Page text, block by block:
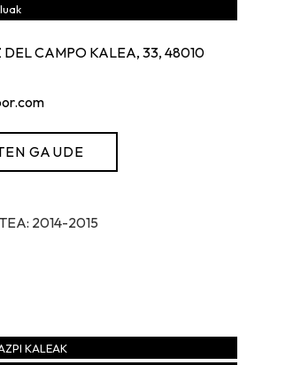
DEL CAMPO KALEA, 33, 48010
GAUDE
2014-2015
KALEAK